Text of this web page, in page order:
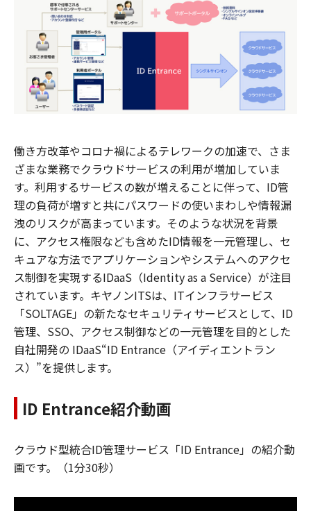
働き方改革やコロナ禍によるテレワークの加速で、さま
ざまな業務でクラウドサービスの利用が増加していま
す。利用するサービスの数が増えることに伴って、ID管
理の負荷が増すと共にパスワードの使いまわしや情報漏
洩のリスクが高まっています。そのような状況を背景
に、アクセス権限なども含めたID情報を一元管理し、セ
キュアな方法でアプリケーションやシステムへのアクセ
ス制御を実現するIDaaS（Identity as a Service）が注目
されています。キヤノンITSは、ITインフラサービス
「SOLTAGE」の新たなセキュリティサービスとして、ID
管理、SSO、アクセス制御などの一元管理を目的とした
自社開発の IDaaS“ID Entrance（アイディエントラン
ス）”を提供します。
ID Entrance紹介動画
クラウド型統合ID管理サービス「ID Entrance」の紹介動
画です。（1分30秒）